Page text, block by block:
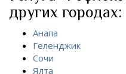
других городах:
Анапа
Геленджик
Сочи
Ялта